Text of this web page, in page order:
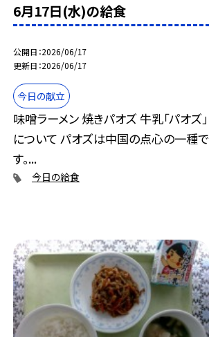
6月17日(水)の給食
公開日 2026/06/17
更新日 2026/06/17
今日の献立
味噌ラーメン 焼きパオズ 牛乳「パオズ」
について パオズは中国の点心の一種で
す。...
今日の給食